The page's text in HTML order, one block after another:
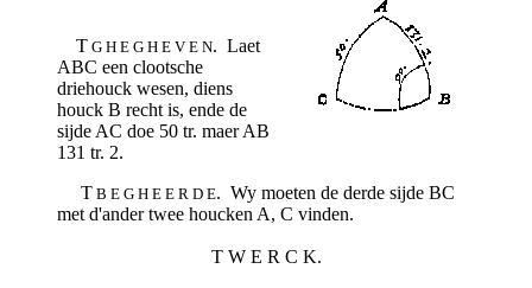
T G H E G H E V E N. Laet
ABC een clootsche
driehouck wesen, diens
houck B recht is, ende de
sijde AC doe 50 tr. maer AB
131 tr. 2.
T B E G H E E R D E. Wy moeten de derde sijde BC
met d'ander twee houcken A, C vinden.
T W E R C K.